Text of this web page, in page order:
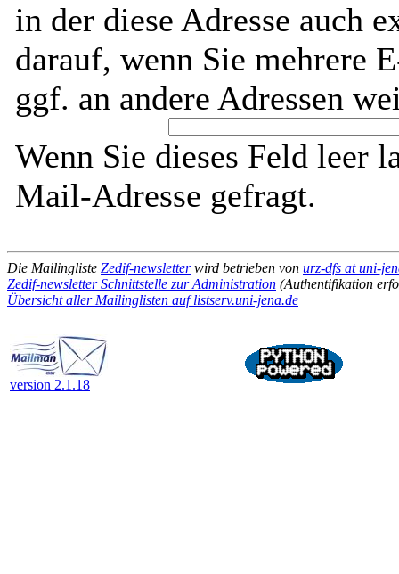
in der diese Adresse auch
darauf, wenn Sie mehrere
ggf. an andere Adressen
Wenn Sie dieses Feld leer
Mail-Adresse gefragt.
Die Mailingliste Zedif-newsletterwird betrieben von urz-dfs at uni-
Zedif-newsletter Schnittstelle zur Administration (Authentifikation
Übersicht aller Mailinglisten auf listserv.uni-jena.de
version 2.1.18